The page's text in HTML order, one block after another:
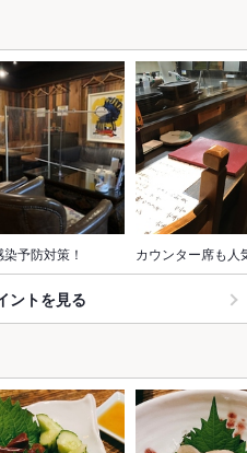
予防対策！ カウンター席も人
ントを見る